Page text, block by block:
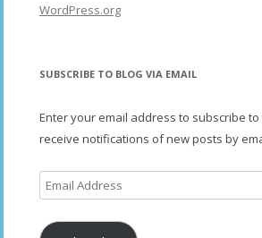
WordPress.org
SUBSCRIBE TO BLOG VIA EMAIL
Enter your email address to subscribe
receive notifications of new posts by
Email
Address